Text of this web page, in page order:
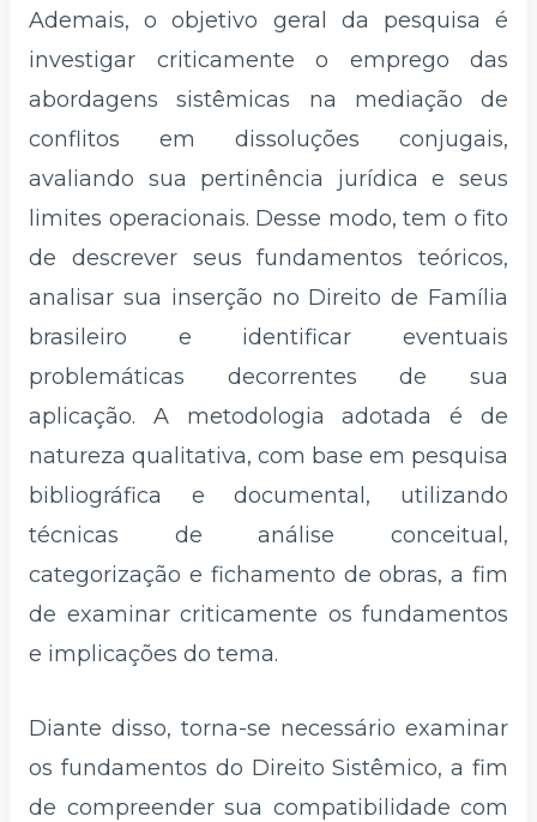
Ademais, o objetivo geral da pesquisa é
investigar criticamente o emprego das
abordagens sistêmicas na mediação de
conflitos em dissoluções conjugais,
avaliando sua pertinência jurídica e seus
limites operacionais. Desse modo, tem o fito
de descrever seus fundamentos teóricos,
analisar sua inserção no Direito de Família
brasileiro e identificar eventuais
problemáticas decorrentes de sua
aplicação. A metodologia adotada é de
natureza qualitativa, com base em pesquisa
bibliográfica e documental, utilizando
técnicas de análise conceitual,
categorização e fichamento de obras, a fim
de examinar criticamente os fundamentos
e implicações do tema.
Diante disso, torna-se necessário examinar
os fundamentos do Direito Sistêmico, a fim
de compreender sua compatibilidade com